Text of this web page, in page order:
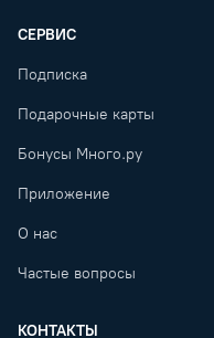
СЕРВИС
Подписка
Подарочные карты
Бонусы Много.ру
Приложение
О нас
Частые вопросы
КОНТАКТЫ